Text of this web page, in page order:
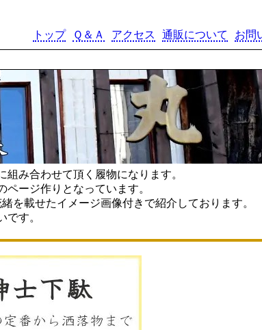
トップ Ｑ＆Ａ アクセス 通販について
お問
み合わせて頂く履物になります。
ージ作りとなっています。
を載せたイメージ画像付きで紹介しております。
です。